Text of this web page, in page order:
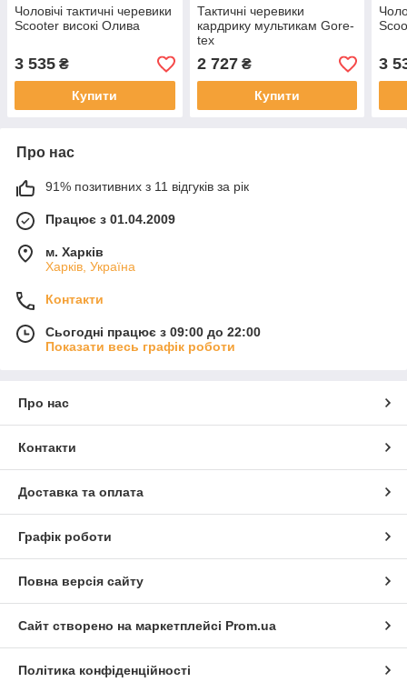
Чоловічі тактичні черевики
Scooter високі Олива
3 535 ₴
Купити
Тактичні черевики
кардрику мультикам Gore-
tex
2 727₴
Купити
3
Про нас
91% позитивних з 11 відгуків за рік
Працює з 01.04.2009
м. Харків
Харків, Україна
Контакти
Сьогодні працює з 09:00 до 22:00
Показати весь графік роботи
Про нас
Контакти
Доставка та оплата
Графік роботи
Повна версія сайту
Сайт створено на маркетплейсі Prom.ua
Політика конфіденційності